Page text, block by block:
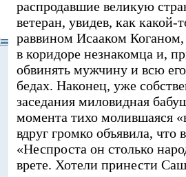
распродавшие великую
ветеран, увидев, как
раввином Исааком
в коридоре незнакомца и,
обвинять мужчину и всю
бедах. Наконец, уже
заседания миловидная
момента тихо молившаяся
вдруг громко объявила,
«Неспроста он столько
врете. Хотели принести